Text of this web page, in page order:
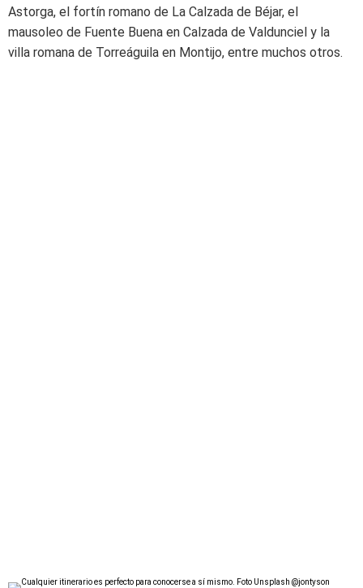
Astorga, el fortín romano de La Calzada de Béjar, el
mausoleo de Fuente Buena en Calzada de Valdunciel y la
villa romana de Torreáguila en Montijo, entre muchos otros.